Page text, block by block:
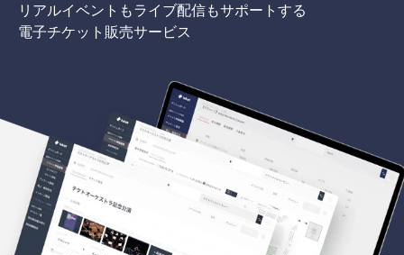
リアルイベントもライブ配信もサポートする
電子チケット販売サービス